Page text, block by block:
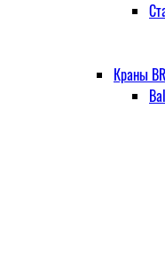
Краны